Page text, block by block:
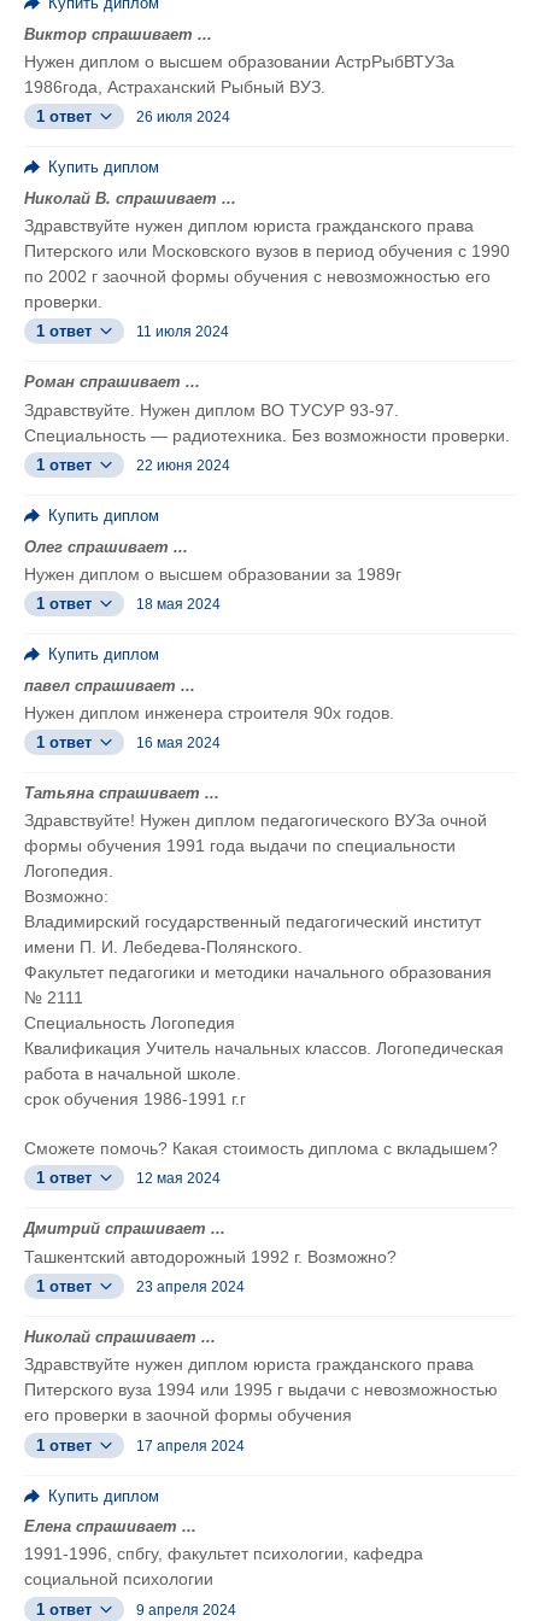
Виктор спрашивает ...
Нужен диплом о высшем образовании АстрРыбВТУЗа
1986года, Астраханский Рыбный ВУЗ.
1 ответ 26 июля 2024
Купить диплом
Николай В. спрашивает ...
Здравствуйте нужен диплом юриста гражданского права
Питерского или Московского вузов в период обучения с 1990
по 2002 г заочной формы обучения с невозможностью его
проверки.
1 ответ 11 июля 2024
Роман спрашивает ...
Здравствуйте. Нужен диплом ВО ТУСУР 93-97.
Специальность — радиотехника. Без возможности проверки.
1 ответ 22 июня 2024
Купить диплом
Олег спрашивает ...
Нужен диплом о высшем образовании за 1989г
1 ответ 18 мая 2024
Купить диплом
павел спрашивает ...
Нужен диплом инженера строителя 90х годов.
1 ответ 16 мая 2024
Татьяна спрашивает ...
Здравствуйте! Нужен диплом педагогического ВУЗа очной
формы обучения 1991 года выдачи по специальности
Логопедия.
Возможно:
Владимирский государственный педагогический институт
имени П. И. Лебедева-Полянского.
Факультет педагогики и методики начального образования
№ 2111
Специальность Логопедия
Квалификация Учитель начальных классов. Логопедическая
работа в начальной школе.
срок обучения 1986-1991 г.г
Сможете помочь? Какая стоимость диплома с вкладышем?
1 ответ 12 мая 2024
Дмитрий спрашивает ...
Ташкентский автодорожный 1992 г. Возможно?
1 ответ 23 апреля 2024
Николай спрашивает ...
Здравствуйте нужен диплом юриста гражданского права
Питерского вуза 1994 или 1995 г выдачи с невозможностью
его проверки в заочной формы обучения
1 ответ 17 апреля 2024
Купить диплом
Елена спрашивает ...
1991-1996, спбгу, факультет психологии, кафедра
социальной психологии
1 ответ 9 апреля 2024